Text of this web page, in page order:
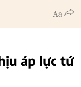
áp lực tứ